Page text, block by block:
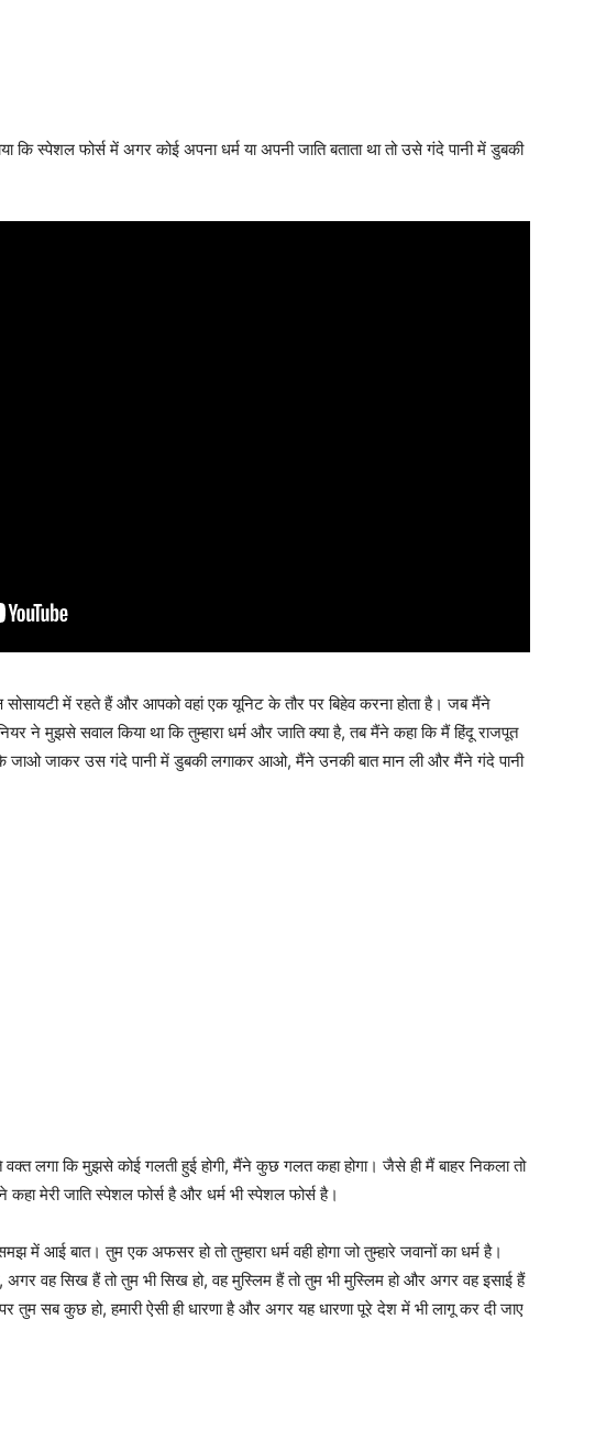
कि स्पेशल फोर्स में अगर कोई अपना धर्म या अपनी जाति बताता था तो उसे गंदे पानी में डुबकी
सोसायटी में रहते हैं और आपको वहां एक यूनिट के तौर पर बिहेव करना होता है। जब मैंने
ने मुझसे सवाल किया था कि तुम्हारा धर्म और जाति क्या है, तब मैंने कहा कि मैं हिंदू राजपूत
जाओ जाकर उस गंदे पानी में डुबकी लगाकर आओ, मैंने उनकी बात मान ली और मैंने गंदे पानी
लगा कि मुझसे कोई गलती हुई होगी, मैंने कुछ गलत कहा होगा। जैसे ही मैं बाहर निकला तो
कहा मेरी जाति स्पेशल फोर्स है और धर्म भी स्पेशल फोर्स है।
में आई बात। तुम एक अफसर हो तो तुम्हारा धर्म वही होगा जो तुम्हारे जवानों का धर्म है।
अगर वह सिख हैं तो तुम भी सिख हो, वह मुस्लिम हैं तो तुम भी मुस्लिम हो और अगर वह इसाई हैं
तुम सब कुछ हो, हमारी ऐसी ही धारणा है और अगर यह धारणा पूरे देश में भी लागू कर दी जाए